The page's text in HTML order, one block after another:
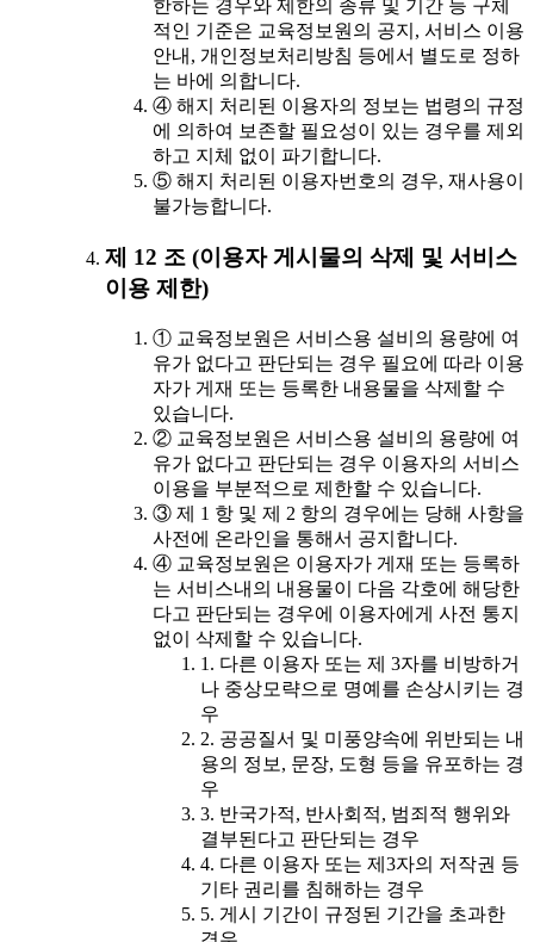
한하는 경우와 제한의 종류 및 기간 등 구체
적인 기준은 교육정보원의 공지, 서비스 이용
안내, 개인정보처리방침 등에서 별도로 정하
는 바에 의합니다.
④ 해지 처리된 이용자의 정보는 법령의 규정
에 의하여 보존할 필요성이 있는 경우를 제외
하고 지체 없이 파기합니다.
⑤ 해지 처리된 이용자번호의 경우, 재사용이
불가능합니다.
제 12 조 (이용자 게시물의 삭제 및 서비스
이용 제한)
① 교육정보원은 서비스용 설비의 용량에 여
유가 없다고 판단되는 경우 필요에 따라 이용
자가 게재 또는 등록한 내용물을 삭제할 수
있습니다.
② 교육정보원은 서비스용 설비의 용량에 여
유가 없다고 판단되는 경우 이용자의 서비스
이용을 부분적으로 제한할 수 있습니다.
③ 제 1 항 및 제 2 항의 경우에는 당해 사항을
사전에 온라인을 통해서 공지합니다.
④ 교육정보원은 이용자가 게재 또는 등록하
는 서비스내의 내용물이 다음 각호에 해당한
다고 판단되는 경우에 이용자에게 사전 통지
없이 삭제할 수 있습니다.
1. 다른 이용자 또는 제 3자를 비방하거
나 중상모략으로 명예를 손상시키는 경
우
2. 공공질서 및 미풍양속에 위반되는 내
용의 정보, 문장, 도형 등을 유포하는 경
우
3. 반국가적, 반사회적, 범죄적 행위와
결부된다고 판단되는 경우
4. 다른 이용자 또는 제3자의 저작권 등
기타 권리를 침해하는 경우
5. 게시 기간이 규정된 기간을 초과한